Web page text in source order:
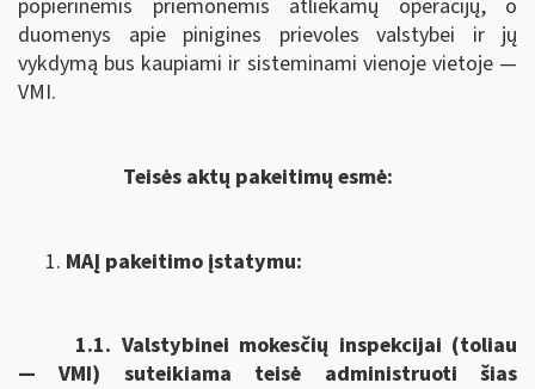
popierinėmis priemonėmis atliekamų operacijų, o
duomenys apie pinigines prievoles valstybei ir jų
vykdymą bus kaupiami ir sisteminami vienoje vietoje —
VMI.
Teisės aktų pakeitimų esmė:
MAĮ pakeitimo įstatymu:
1.1. Valstybinei mokesčių inspekcijai (toliau
— VMI) suteikiama
teisė administruoti šias